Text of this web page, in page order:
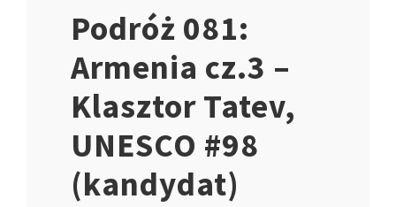
Podróż 081:
Armenia cz.3 –
Klasztor Tatev,
UNESCO #98
(kandydat)